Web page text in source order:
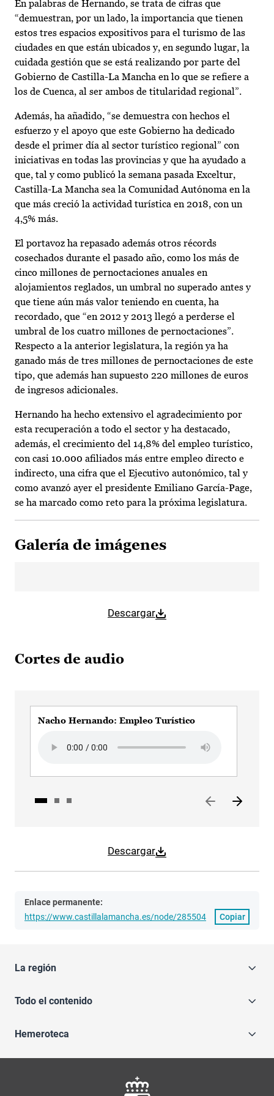
En palabras de Hernando, se trata de cifras que
“demuestran, por un lado, la importancia que tienen
estos tres espacios expositivos para el turismo de las
ciudades en que están ubicados y, en segundo lugar, la
cuidada gestión que se está realizando por parte del
Gobierno de Castilla-La Mancha en lo que se refiere a
los de Cuenca, al ser ambos de titularidad regional”.
Además, ha añadido, “se demuestra con hechos el
esfuerzo y el apoyo que este Gobierno ha dedicado
desde el primer día al sector turístico regional” con
iniciativas en todas las provincias y que ha ayudado a
que, tal y como publicó la semana pasada Exceltur,
Castilla-La Mancha sea la Comunidad Autónoma en la
que más creció la actividad turística en 2018, con un
4,5% más.
El portavoz ha repasado además otros récords
cosechados durante el pasado año, como los más de
cinco millones de pernoctaciones anuales en
alojamientos reglados, un umbral no superado antes y
que tiene aún más valor teniendo en cuenta, ha
recordado, que “en 2012 y 2013 llegó a perderse el
umbral de los cuatro millones de pernoctaciones”.
Respecto a la anterior legislatura, la región ya ha
ganado más de tres millones de pernoctaciones de este
tipo, que además han supuesto 220 millones de euros
de ingresos adicionales.
Hernando ha hecho extensivo el agradecimiento por
esta recuperación a todo el sector y ha destacado,
además, el crecimiento del 14,8% del empleo turístico,
con casi 10.000 afiliados más entre empleo directo e
indirecto, una cifra que el Ejecutivo autonómico, tal y
como avanzó ayer el presidente Emiliano García-Page,
se ha marcado como reto para la próxima legislatura.
Galería de imágenes
Descargar
Cortes de audio
Descargar
Nacho Hernando: Empleo Turístico
Enlace permanente:
https://www.castillalamancha.es/node/285504
Copiar
La región
Todo el contenido
Hemeroteca